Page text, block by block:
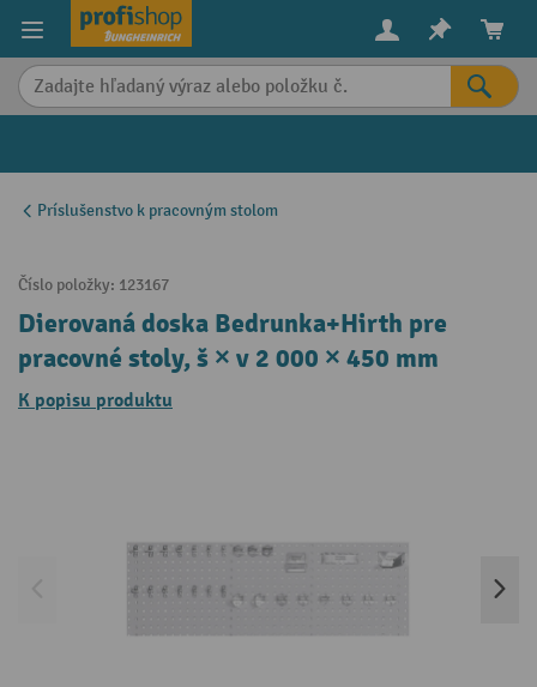
content
Príslušenstvo k pracovným stolom
Číslo položky: 123167
Dierovaná doska Bedrunka+Hirth pre
pracovné stoly, š × v 2 000 × 450 mm
K popisu produktu